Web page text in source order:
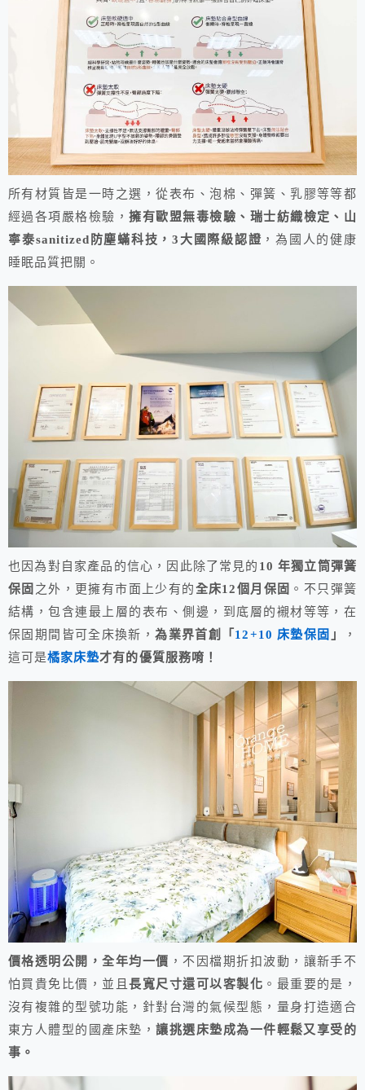
所有材質皆是一時之選，從表布、泡棉、彈簧、乳膠等等都
經過各項嚴格檢驗，擁有歐盟無毒檢驗、瑞士紡織檢定、山
寧泰sanitized防塵蟎科技，3大國際級認證 ，為國人的健康
睡眠品質把關。
也因為對自家產品的信心，因此除了常見的 10 年獨立筒彈簧
保固 之外，更擁有市面上少有的全床12個月保固 。不只彈簧
結構，包含連最上層的表布、側邊，到底層的襯材等等，在
保固期間皆可全床換新，為業界首創「 12+10 床墊保固 」
，
這可是橘家床墊才有的優質服務唷！
價格透明公開，全年均一價 ，不因檔期折扣波動，讓新手不
怕買貴免比價，並且長寬尺寸還可以客製化 。最重要的是，
沒有複雜的型號功能，針對台灣的氣候型態，量身打造適合
東方人體型的國產床墊，讓挑選床墊成為一件輕鬆又享受的
事。